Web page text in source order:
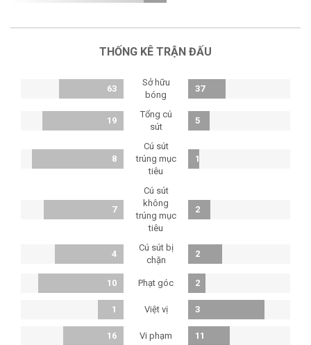
THỐNG KÊ TRẬN ĐẤU
63
Sở hữu
bóng
37
19
Tổng cú
sút
5
8
Cú sút
trúng mục
tiêu
1
7
Cú sút
không
trúng mục
tiêu
2
4
Cú sút bị
chặn
2
10 Phạt góc 2
1 Việt vị 3
16 Vi phạm 11